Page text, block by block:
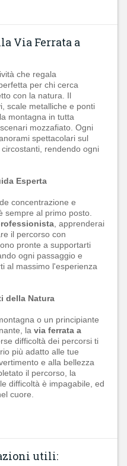
Via Ferrata a
che regala
per chi cerca
con la natura. Il
scale metalliche e ponti
montagna in tutta
mozzafiato. Ogni
spettacolari sul
rendendo ogni
Esperta
concentrazione e
sempre al primo posto.
, apprenderai
il percorso con
pronte a supportarti
ogni passaggio e
al massimo l'esperienza
della Natura
o un principiante
la via ferrata a
difficoltà dei percorsi ti
più adatto alle tue
e alla bellezza
il percorso, la
difficoltà è impagabile, ed
cuore.
utili: